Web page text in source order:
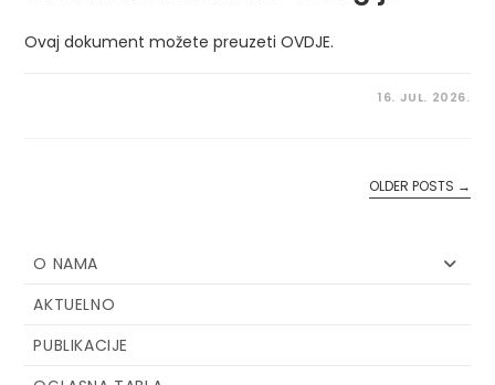
Ovaj dokument možete preuzeti OVDJE.
16. JUL. 2026.
OLDER POSTS →
O NAMA
AKTUELNO
PUBLIKACIJE